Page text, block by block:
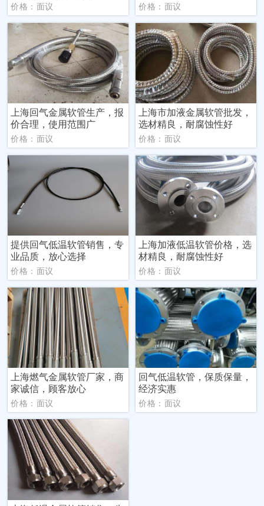
价格：面议 价格：面议
上海回气金属软管生产，报
价合理，使用范围广
价格：面议
上海市加液金属软管批发，
选材精良，耐腐蚀性好
价格：面议
提供回气低温软管销售，专
业品质，放心选择
价格：面议
上海加液低温软管价格，选
材精良，耐腐蚀性好
价格：面议
上海燃气金属软管厂家，商
家诚信，顾客放心
价格：面议
回气低温软管，保质保量，
经济实惠
价格：面议